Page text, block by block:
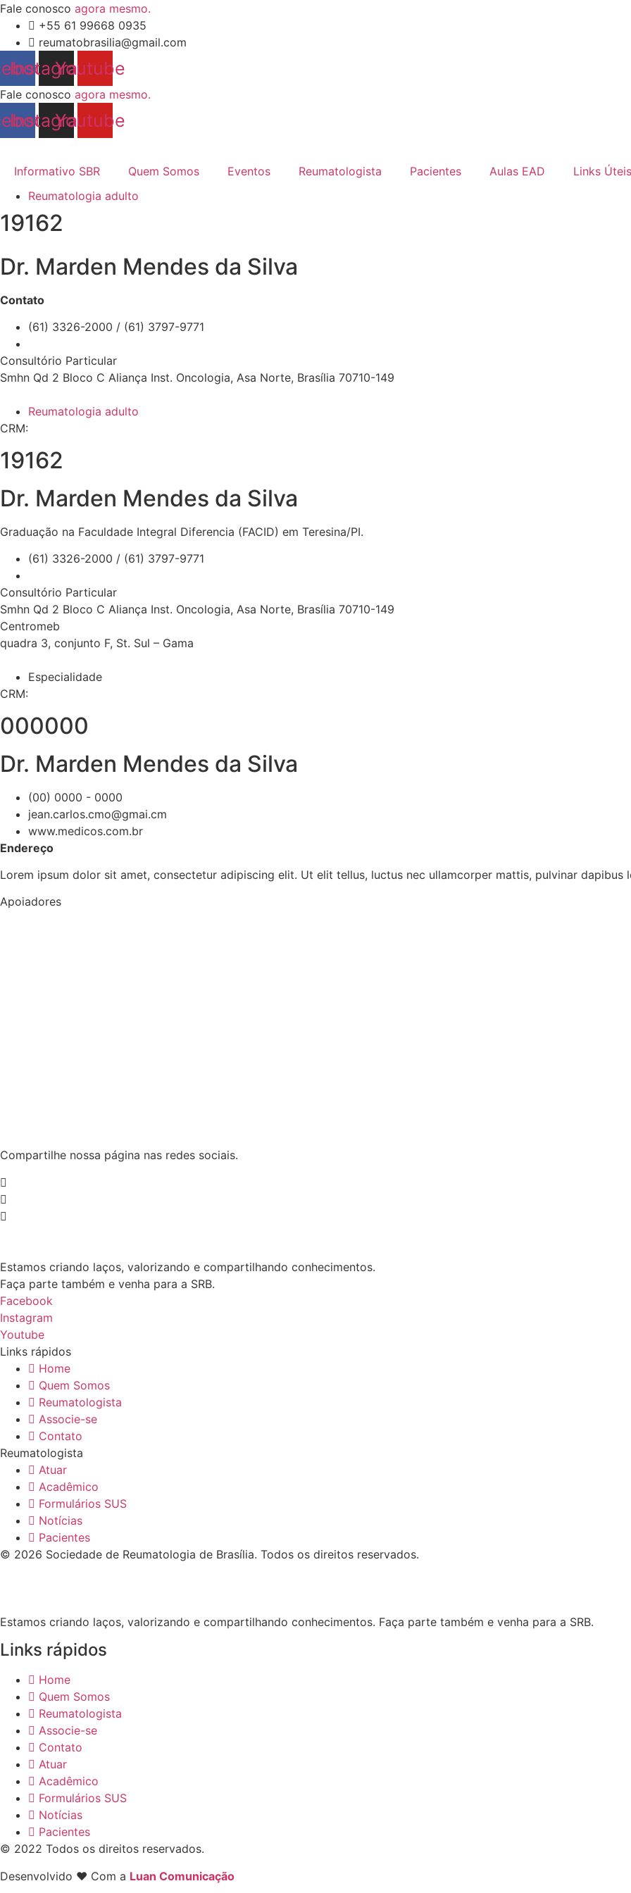
Ir
para
conteúdo
Fale conosco agora mesmo.
+55 61 99668 0935
reumatobrasilia@gmail.com
Instagram
Youtube
Fale conosco agora mesmo.
Instagram
Youtube
Informativo SBR Quem Somos Eventos Reumatologista Pacientes Aulas EAD
Links Úteis
Reumatologia adulto
19162
Dr. Marden Mendes da Silva
Contato
(61) 3326-2000 / (61) 3797-9771
Consultório Particular
Smhn Qd 2 Bloco C Aliança Inst. Oncologia, Asa Norte, Brasília 70710-149
Reumatologia adulto
CRM:
19162
Dr. Marden Mendes da Silva
Graduação na Faculdade Integral Diferencia (FACID) em Teresina/PI.
(61) 3326-2000 / (61) 3797-9771
Consultório Particular
Smhn Qd 2 Bloco C Aliança Inst. Oncologia, Asa Norte, Brasília 70710-149
Centromeb
quadra 3, conjunto F, St. Sul – Gama
Especialidade
CRM:
000000
Dr. Marden Mendes da Silva
(00) 0000 - 0000
jean.carlos.cmo@gmai.cm
www.medicos.com.br
Endereço
Lorem ipsum dolor sit amet, consectetur adipiscing elit. Ut elit tellus, luctus nec ullamcorper mattis, pulvinar dapibus
Apoiadores
Compartilhe nossa página nas redes sociais.
Estamos criando laços, valorizando e compartilhando conhecimentos.
Faça parte também e venha para a SRB.
Facebook
Instagram
Youtube
Links rápidos
Home
Quem Somos
Reumatologista
Associe-se
Contato
Reumatologista
Atuar
Acadêmico
Formulários SUS
Notícias
Pacientes
© 2026 Sociedade de Reumatologia de Brasília. Todos os direitos reservados.
Estamos criando laços, valorizando e compartilhando conhecimentos. Faça parte também e venha para a SRB.
Links rápidos
Home
Quem Somos
Reumatologista
Associe-se
Contato
Atuar
Acadêmico
Formulários SUS
Notícias
Pacientes
© 2022 Todos os direitos reservados.
Desenvolvido ❤ Com a Luan Comunicação